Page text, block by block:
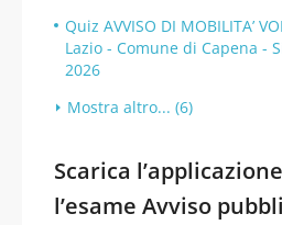
Quiz AVVISO DI MOBILITA’
Lazio - Comune di Capena -
2026
Mostra altro... (6)
Scarica
l’esame Avviso